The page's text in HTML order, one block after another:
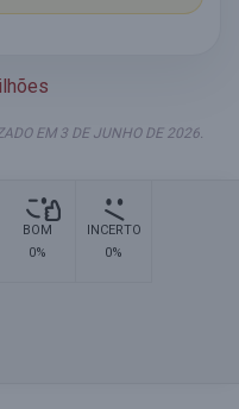
EM 3 DE JUNHO DE 2026.
BOM
0%
INCERTO
0%